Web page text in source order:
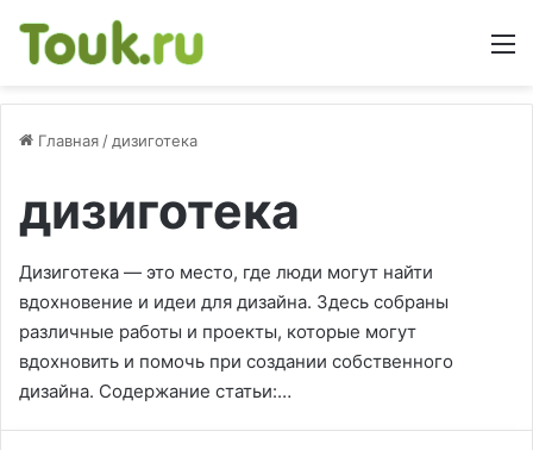
Главная / дизиготека
дизиготека
Дизиготека — это место, где люди могут найти
вдохновение и идеи для дизайна. Здесь собраны
различные работы и проекты, которые могут
вдохновить и помочь при создании собственного
дизайна. Содержание статьи:…